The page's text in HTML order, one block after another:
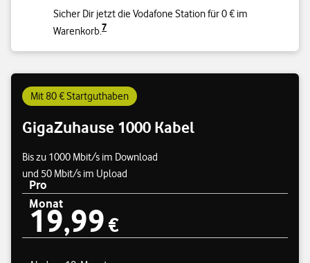
Sicher Dir jetzt die Vodafone Station für 0 € im
Warenkorb.7
Mit 80 € Startguthaben
GigaZuhause 1000 Kabel
Bis zu 1000 Mbit/s im Download
und 50 Mbit/s im Upload
Preisübersicht
Pro
Monat
19,99 €
19,99 €